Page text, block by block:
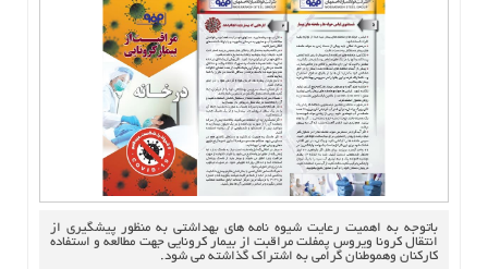
باتوجه به اهمیت رعایت شیوه نامه های بهداشتی به منظور پیشگیری از
انتقال کرونا ویروس پمفلت مراقبت از بیمار کرونایی جهت مطالعه و استفاده
کارکنان وهموطنان گرامی به اشتراک گذاشته می شود.